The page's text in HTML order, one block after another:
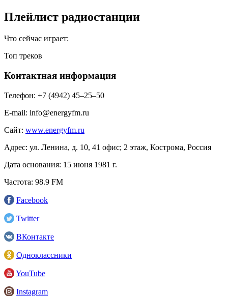
Плейлист радиостанции
Что сейчас играет:
Топ треков
Контактная информация
Телефон: +7 (4942) 45‒25‒50
E-mail: info@energyfm.ru
Сайт: www.energyfm.ru
Адрес: ул. Ленина, д. 10, 41 офис; 2 этаж, Кострома, Россия
Дата основания: 15 июня 1981 г.
Частота: 98.9 FM
Facebook
Twitter
ВКонтакте
Одноклассники
YouTube
Instagram